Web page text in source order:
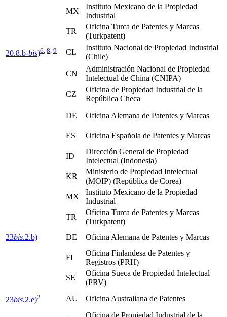
MX
Instituto Mexicano de la Propiedad
Industrial
TR
Oficina Turca de Patentes y Marcas
(Turkpatent)
20.8.b-bis)6 8 9 CL
Instituto Nacional de Propiedad Industrial
(Chile)
CN
Administración Nacional de Propiedad
Intelectual de China (CNIPA)
CZ
Oficina de Propiedad Industrial de la
República Checa
DE
Oficina Alemana de Patentes y Marcas
ES Oficina Española de Patentes y Marcas
ID
Dirección General de Propiedad
Intelectual (Indonesia)
KR
Ministerio de Propiedad Intelectual
(MOIP) (República de Corea)
MX
Instituto Mexicano de la Propiedad
Industrial
TR
Oficina Turca de Patentes y Marcas
(Turkpatent)
23bis.2.b) DE Oficina Alemana de Patentes y Marcas
FI
Oficina Finlandesa de Patentes y
Registros (PRH)
SE
Oficina Sueca de Propiedad Intelectual
(PRV)
23bis.2.e)2 AU Oficina Australiana de Patentes
Oficina de Propiedad Industrial de la